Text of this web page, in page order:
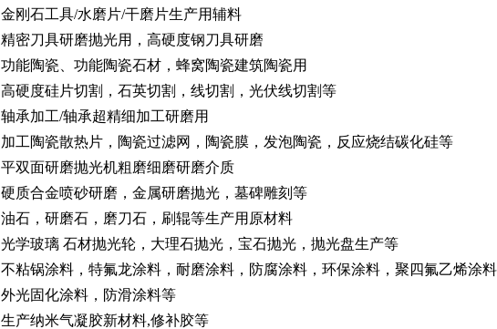
金刚石工具/水磨片/干磨片生产用辅料
精密刀具研磨抛光用，高硬度钢刀具研磨
功能陶瓷、功能陶瓷石材，蜂窝陶瓷建筑陶瓷用
高硬度硅片切割，石英切割，线切割，光伏线切割等
轴承加工/轴承超精细加工研磨用
加工陶瓷散热片，陶瓷过滤网，陶瓷膜，发泡陶瓷，反应烧结碳化硅等
平双面研磨抛光机粗磨细磨研磨介质
硬质合金喷砂研磨，金属研磨抛光，墓碑雕刻等
油石，研磨石，磨刀石，刷辊等生产用原材料
光学玻璃 石材抛光轮，大理石抛光，宝石抛光，抛光盘生产等
不粘锅涂料，特氟龙涂料，耐磨涂料，防腐涂料，环保涂料，聚四氟乙烯涂
外光固化涂料，防滑涂料等
生产纳米气凝胶新材料,修补胶等